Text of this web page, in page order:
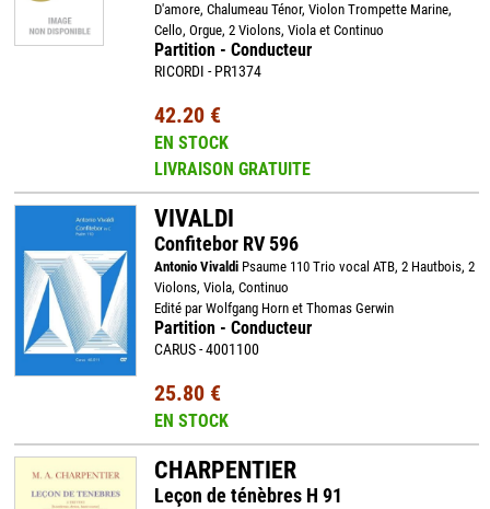
D'amore, Chalumeau Ténor, Violon Trompette Marine,
Cello, Orgue, 2 Violons, Viola et Continuo
Partition - Conducteur
RICORDI - PR1374
42.20 €
EN STOCK
LIVRAISON GRATUITE
VIVALDI
Confitebor RV 596
Antonio VivaldiPsaume 110 Trio vocal ATB, 2 Hautbois, 2
Violons, Viola, Continuo
Edité par Wolfgang Horn et Thomas Gerwin
Partition - Conducteur
CARUS - 4001100
25.80 €
EN STOCK
CHARPENTIER
Leçon de ténèbres H 91